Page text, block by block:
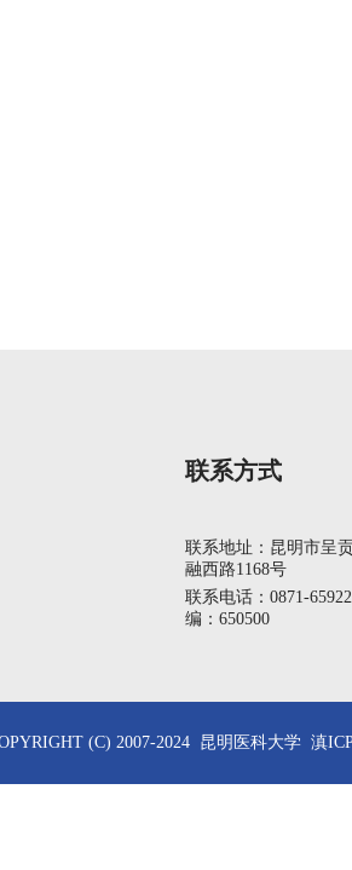
联系方式
联系地址：昆明市呈
融西路1168号
联系电话：0871-
编：650500
(C) 2007-2024 昆明医科大学 滇